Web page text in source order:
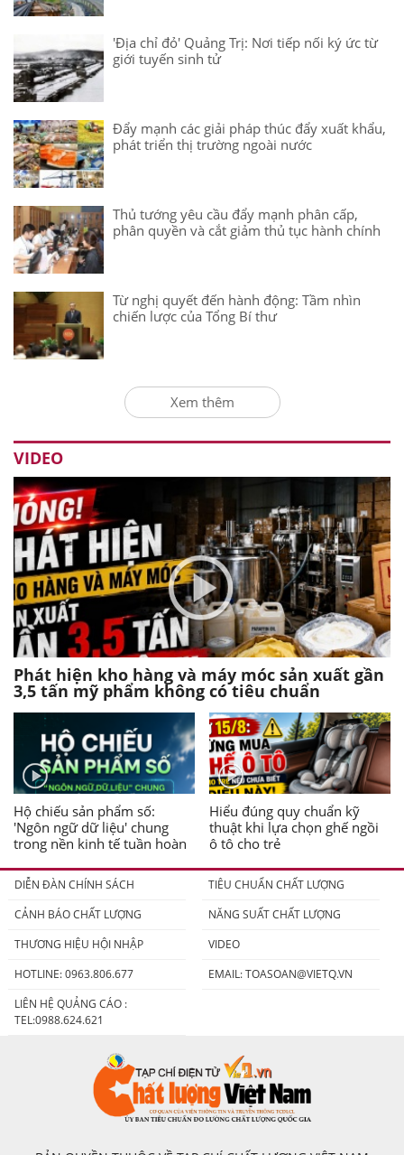
'Địa chỉ đỏ' Quảng Trị: Nơi tiếp nối ký ức từ
giới tuyến sinh tử
Đẩy mạnh các giải pháp thúc đẩy xuất khẩu,
phát triển thị trường ngoài nước
Thủ tướng yêu cầu đẩy mạnh phân cấp,
phân quyền và cắt giảm thủ tục hành chính
Từ nghị quyết đến hành động: Tầm nhìn
chiến lược của Tổng Bí thư
Xem thêm
VIDEO
Phát hiện kho hàng và máy móc sản xuất gần
3,5 tấn mỹ phẩm không có tiêu chuẩn
Hộ chiếu sản phẩm số:
'Ngôn ngữ dữ liệu' chung
trong nền kinh tế tuần hoàn
Hiểu đúng quy chuẩn kỹ
thuật khi lựa chọn ghế ngồi
ô tô cho trẻ
DIỄN ĐÀN CHÍNH SÁCH
TIÊU CHUẨN CHẤT LƯỢNG
CẢNH BÁO CHẤT LƯỢNG
NĂNG SUẤT CHẤT LƯỢNG
THƯƠNG HIỆU HỘI NHẬP
VIDEO
HOTLINE: 0963.806.677
EMAIL:TOASOAN@VIETQ.VN
LIÊN HỆ QUẢNG CÁO :
TEL:0988.624.621